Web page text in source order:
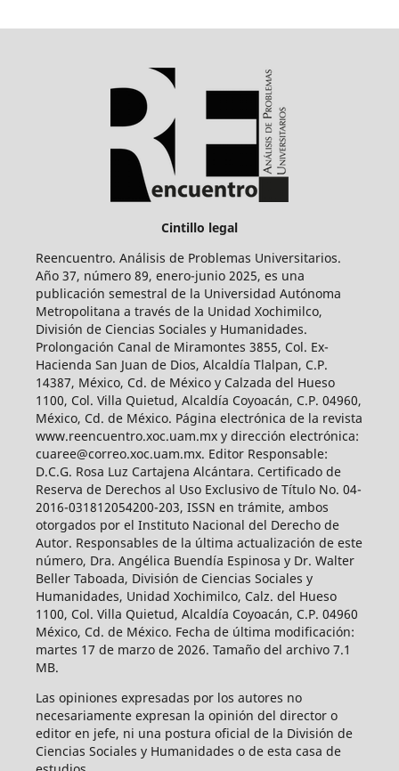
Cintillo legal
Reencuentro. Análisis de Problemas Universitarios.
Año 37, número 89, enero-junio 2025, es una
publicación semestral de la Universidad Autónoma
Metropolitana a través de la Unidad Xochimilco,
División de Ciencias Sociales y Humanidades.
Prolongación Canal de Miramontes 3855, Col. Ex-
Hacienda San Juan de Dios, Alcaldía Tlalpan, C.P.
14387, México, Cd. de México y Calzada del Hueso
1100, Col. Villa Quietud, Alcaldía Coyoacán, C.P. 04960,
México, Cd. de México. Página electrónica de la revista
www.reencuentro.xoc.uam.mx y dirección electrónica:
cuaree@correo.xoc.uam.mx. Editor Responsable:
D.C.G. Rosa Luz Cartajena Alcántara. Certificado de
Reserva de Derechos al Uso Exclusivo de Título No. 04-
2016-031812054200-203, ISSN en trámite, ambos
otorgados por el Instituto Nacional del Derecho de
Autor. Responsables de la última actualización de este
número, Dra. Angélica Buendía Espinosa y Dr. Walter
Beller Taboada, División de Ciencias Sociales y
Humanidades, Unidad Xochimilco, Calz. del Hueso
1100, Col. Villa Quietud, Alcaldía Coyoacán, C.P. 04960
México, Cd. de México. Fecha de última modificación:
martes 17 de marzo de 2026. Tamaño del archivo 7.1
MB.
Las opiniones expresadas por los autores no
necesariamente expresan la opinión del director o
editor en jefe, ni una postura oficial de la División de
Ciencias Sociales y Humanidades o de esta casa de